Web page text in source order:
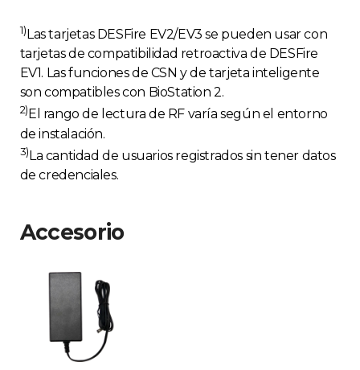
1) Las tarjetas DESFire EV2/EV3 se pueden usar con
tarjetas de compatibilidad retroactiva de DESFire
EV1. Las funciones de CSN y de tarjeta inteligente
son compatibles con BioStation 2.
2) El rango de lectura de RF varía según el entorno
de instalación.
3)La cantidad de usuarios registrados sin tener datos
de credenciales.
Accesorio